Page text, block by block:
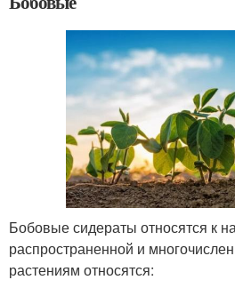
Бобовые сидераты относятся к
распространенной и
растениям относятся: